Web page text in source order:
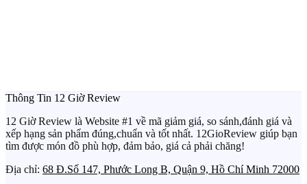
Thông Tin 12 Giờ Review
12 Giờ Review là Website #1 về mã giảm giá, so sánh,đánh giá và
xếp hạng sản phẩm đúng,chuẩn và tốt nhất. 12GioReview giúp bạn
tìm được món đồ phù hợp, đảm bảo, giá cả phải chăng!
Địa chỉ: 68 Đ.Số 147, Phước Long B, Quận 9, Hồ Chí Minh 72000